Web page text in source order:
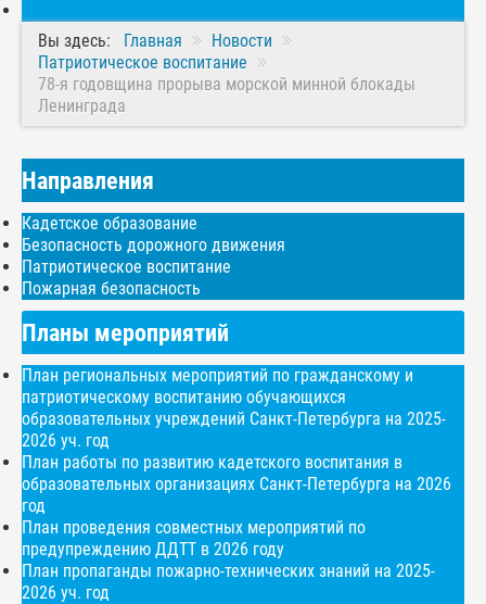
Вы здесь: Главная
Новости
Патриотическое воспитание
78-я годовщина прорыва морской минной блокады
Ленинграда
Направления
Кадетское образование
Безопасность дорожного движения
Патриотическое воспитание
Пожарная безопасность
Планы мероприятий
План региональных мероприятий по гражданскому и
патриотическому воспитанию обучающихся
образовательных учреждений Санкт-Петербурга на 2025-
2026 уч. год
План работы по развитию кадетского воспитания в
образовательных организациях Санкт-Петербурга на 2026
год
План проведения совместных мероприятий по
предупреждению ДДТТ в 2026 году
План пропаганды пожарно-технических знаний на 2025-
2026 уч. год